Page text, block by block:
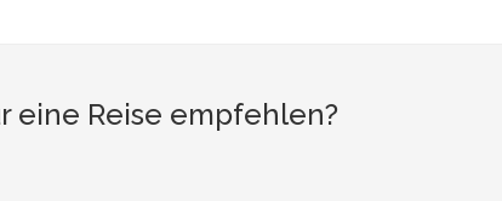
eine Reise empfehlen?